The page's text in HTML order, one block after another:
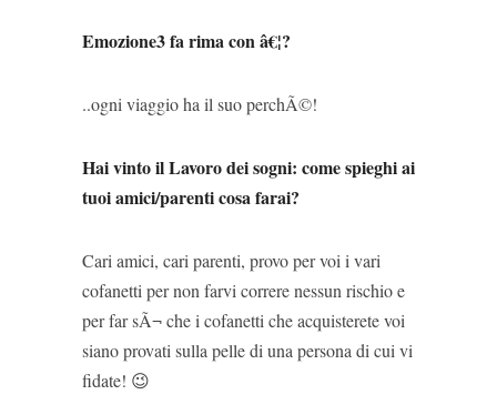
Emozione3 fa rima con â€¦?
..ogni viaggio ha il suo perchÃ©!
Hai vinto il Lavoro dei sogni: come spieghi ai
tuoi amici/parenti cosa farai?
Cari amici, cari parenti, provo per voi i vari
cofanetti per non farvi correre nessun rischio e
per far sÃ¬ che i cofanetti che acquisterete voi
siano provati sulla pelle di una persona di cui vi
fidate! 😉